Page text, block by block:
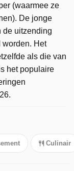
(waarmee ze
De jonge
de uitzending
worden. Het
als die van
het populaire
Culinair